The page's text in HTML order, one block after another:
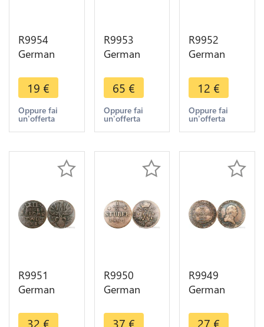
R9954
German
Aachen 12
Heller 1765
IK -> Make
Offer
19 €
Oppure fai
un'offerta
R9953
German
1/4 Stüber
Maximilian
Friedrich
1767 EG IK
Offer
65 €
Oppure fai
un'offerta
R9952
German
Austria 1
Kreutzer
Franz II
1803 H ->
12 €
Oppure fai
un'offerta
R9951
German
Aachen 12
32 €
R9950
German
1/2 Stuber
37 €
R9949
German
Kreutzer
27 €